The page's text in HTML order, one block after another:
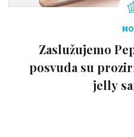
Zaslužujemo
posvuda su
jelly